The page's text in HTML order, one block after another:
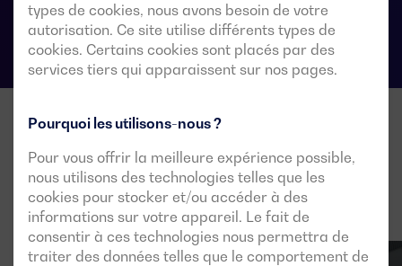
types de cookies, nous avons besoin de votre
autorisation. Ce site utilise différents types de
cookies. Certains cookies sont placés par des
services tiers qui apparaissent sur nos pages.
Pourquoi les utilisons-nous ?
Pour vous offrir la meilleure expérience possible,
nous utilisons des technologies telles que les
cookies pour stocker et/ou accéder à des
informations sur votre appareil. Le fait de
consentir à ces technologies nous permettra de
traiter des données telles que le comportement de